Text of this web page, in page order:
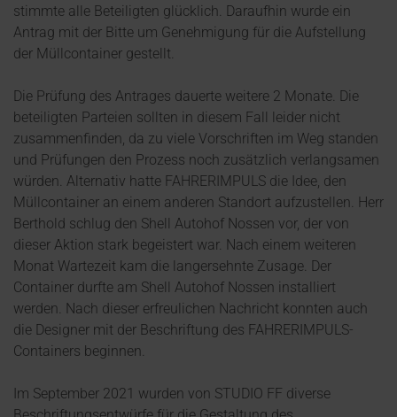
stimmte alle Beteiligten glücklich. Daraufhin wurde ein
Antrag mit der Bitte um Genehmigung für die Aufstellung
der Müllcontainer gestellt.
Die Prüfung des Antrages dauerte weitere 2 Monate. Die
beteiligten Parteien sollten in diesem Fall leider nicht
zusammenfinden, da zu viele Vorschriften im Weg standen
und Prüfungen den Prozess noch zusätzlich verlangsamen
würden. Alternativ hatte FAHRERIMPULS die Idee, den
Müllcontainer an einem anderen Standort aufzustellen. Herr
Berthold schlug den Shell Autohof Nossen vor, der von
dieser Aktion stark begeistert war. Nach einem weiteren
Monat Wartezeit kam die langersehnte Zusage. Der
Container durfte am Shell Autohof Nossen installiert
werden. Nach dieser erfreulichen Nachricht konnten auch
die Designer mit der Beschriftung des FAHRERIMPULS-
Containers beginnen.
Im September 2021 wurden von STUDIO FF diverse